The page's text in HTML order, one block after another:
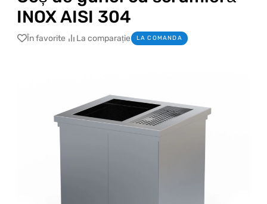
INOX AISI 304
În favorite La comparație LA COMANDA